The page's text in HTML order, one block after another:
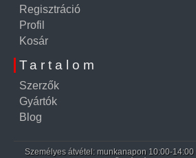
Regisztráció
Profil
Kosár
Tartalom
Szerzők
Gyártók
Blog
Személyes átvétel: munkanapon 10:00-14:00